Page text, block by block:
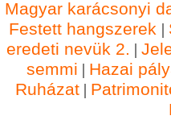
Magyar karácsonyi
Festett hangszerek |
eredeti nevük 2. |
semmi | Hazai
Ruházat|